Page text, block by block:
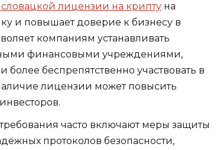
лицензии на крипту на
и повышает доверие к бизнесу в
компаниям устанавливать
финансовыми учреждениями,
беспрепятственно участвовать в
лицензии может повысить
часто включают меры защиты
протоколов безопасности,